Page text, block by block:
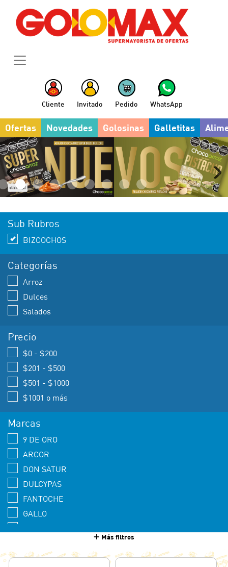
Cliente Invitado Pedido WhatsApp
Ofertas Novedades Golosinas Galletitas
Sub Rubros
BIZCOCHOS
Categorías
Arroz
Dulces
Salados
Precio
$0 - $200
$201 - $500
$501 - $1000
$1001 o más
Marcas
9 DE ORO
ARCOR
DON SATUR
DULCYPAS
FANTOCHE
GALLO
HOJALMAR
Más filtros